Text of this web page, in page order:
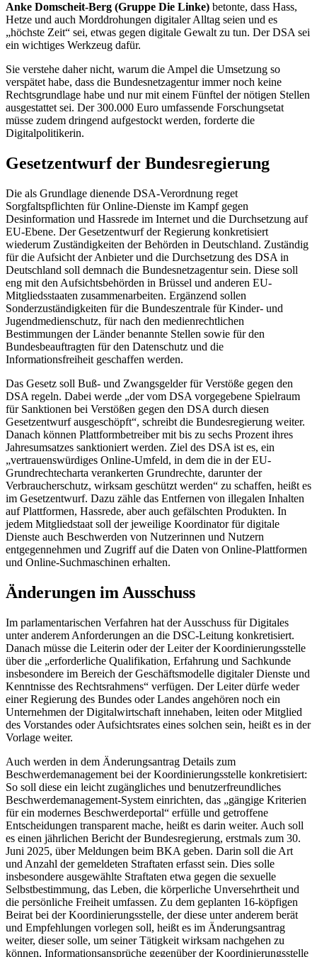
Anke Domscheit-Berg (Gruppe Die Linke) betonte, dass Hass,
Hetze und auch Morddrohungen digitaler Alltag seien und es
„höchste Zeit“ sei, etwas gegen digitale Gewalt zu tun. Der DSA sei
ein wichtiges Werkzeug dafür.
Sie verstehe daher nicht, warum die Ampel die Umsetzung so
verspätet habe, dass die Bundesnetzagentur immer noch keine
Rechtsgrundlage habe und nur mit einem Fünftel der nötigen Stellen
ausgestattet sei. Der 300.000 Euro umfassende Forschungsetat
müsse zudem dringend aufgestockt werden, forderte die
Digitalpolitikerin.
Gesetzentwurf der Bundesregierung
Die als Grundlage dienende DSA-Verordnung reget
Sorgfaltspflichten fürOnline-Dienste im Kampf gegen
Desinformation und Hassrede im Internet und die Durchsetzung auf
EU-Ebene. Der Gesetzentwurf der Regierung konkretisiert
wiederum Zuständigkeiten der Behörden in Deutschland. Zuständig
für die Aufsicht der Anbieter und die Durchsetzung des DSA in
Deutschland soll demnach die Bundesnetzagentur sein. Diese soll
eng mit den Aufsichtsbehörden in Brüssel und anderen EU-
Mitgliedsstaaten zusammenarbeiten. Ergänzend sollen
Sonderzuständigkeiten für die Bundeszentrale für Kinder- und
Jugendmedienschutz, für nach den medienrechtlichen
Bestimmungen der Länder benannte Stellen sowie für den
Bundesbeauftragten für den Datenschutz und die
Informationsfreiheit geschaffen werden.
Das Gesetz soll Buß- und Zwangsgelder für Verstöße gegen den
DSA regeln. Dabei werde „der vom DSA vorgegebene Spielraum
für Sanktionen bei Verstößen gegen den DSA durch diesen
Gesetzentwurf ausgeschöpft“, schreibt die Bundesregierung weiter.
Danach können Plattformbetreiber mit bis zu sechs Prozent ihres
Jahresumsatzes sanktioniert werden. Ziel des DSA ist es, ein
„vertrauenswürdiges Online-Umfeld, in dem die in der EU-
Grundrechtecharta verankerten Grundrechte, darunter der
Verbraucherschutz, wirksam geschützt werden“ zu schaffen, heißt es
im Gesetzentwurf. Dazu zähle das Entfernen von illegalen Inhalten
auf Plattformen, Hassrede, aber auch gefälschten Produkten. In
jedem Mitgliedstaat soll der jeweilige Koordinator für digitale
Dienste auch Beschwerden von Nutzerinnen und Nutzern
entgegennehmen und Zugriff auf die Daten von Online-Plattformen
und Online-Suchmaschinen erhalten.
Änderungen im Ausschuss
Im parlamentarischen Verfahren hat der Ausschuss für Digitales
unter anderem Anforderungen an die DSC-Leitung konkretisiert.
Danach müsse die Leiterin oder der Leiter der Koordinierungsstelle
über die „erforderliche Qualifikation, Erfahrung und Sachkunde
insbesondere im Bereich der Geschäftsmodelle digitaler Dienste und
Kenntnisse des Rechtsrahmens“ verfügen. Der Leiter dürfe weder
einer Regierung des Bundes oder Landes angehören noch ein
Unternehmen der Digitalwirtschaft innehaben, leiten oder Mitglied
des Vorstandes oder Aufsichtsrates eines solchen sein, heißt es in der
Vorlage weiter.
Auch werden in dem Änderungsantrag Details zum
Beschwerdemanagement bei der Koordinierungsstelle konkretisiert:
So soll diese ein leicht zugängliches und benutzerfreundliches
Beschwerdemanagement-System einrichten, das „gängige Kriterien
für ein modernes Beschwerdeportal“ erfülle und getroffene
Entscheidungen transparent mache, heißt es darin weiter. Auch soll
es einen jährlichen Bericht der Bundesregierung, erstmals zum 30.
Juni 2025, über Meldungen beim BKA geben. Darin soll die Art
und Anzahl der gemeldeten Straftaten erfasst sein. Dies solle
insbesondere ausgewählte Straftaten etwa gegen die sexuelle
Selbstbestimmung, das Leben, die körperliche Unversehrtheit und
die persönliche Freiheit umfassen. Zu dem geplanten 16-köpfigen
Beirat bei der Koordinierungsstelle, der diese unter anderem berät
und Empfehlungen vorlegen soll, heißt es im Änderungsantrag
weiter, dieser solle, um seiner Tätigkeit wirksam nachgehen zu
können, Informationsansprüche gegenüber der Koordinierungsstelle